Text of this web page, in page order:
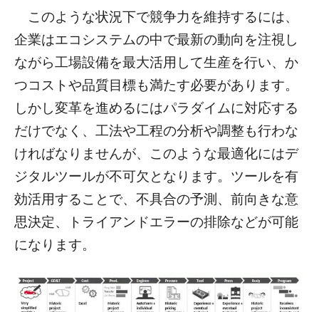
このような状況下で競争力を維持するには、
企業はエコシステムの中で最新の動向を注視し
ながら工場設備を最大活用して生産を行い、か
つコストや品質目標も満たす必要があります。
しかし変革を進めるにはパラダイムに対応する
だけでなく、工法や工程の分析や調整も行わな
ければなりませんが、このような最適化にはデ
ジタルツールが不可欠となります。ツールを有
効活用することで、不具合の予測、前向きな意
思決定、トライアンドエラーの排除などが可能
になります。